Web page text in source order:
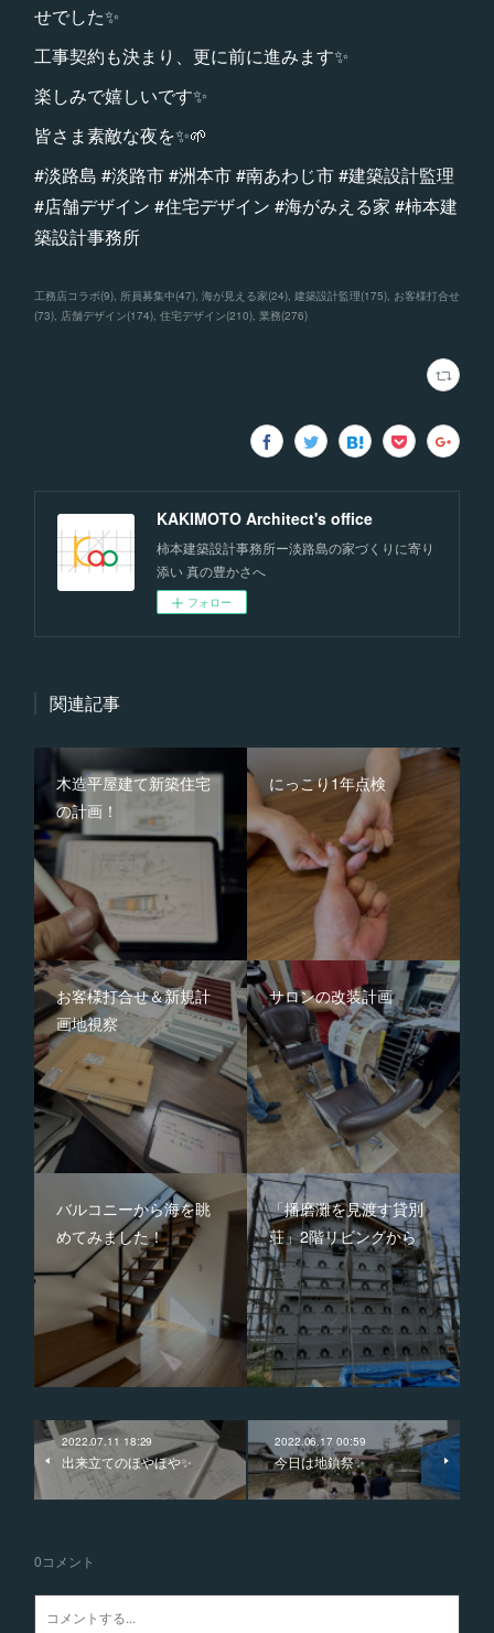
せでした✨
工事契約も決まり、更に前に進みます✨
楽しみで嬉しいです✨
皆さま素敵な夜を✨🌱
#淡路島 #淡路市 #洲本市 #南あわじ市 #建築設計監理
#店舗デザイン #住宅デザイン #海がみえる家 #柿本建
築設計事務所
工務店コラボ(9) 所員募集中(47) 海が見える家(24) 建築設計監理(175) お客様打合せ
(73) 店舗デザイン(174) 住宅デザイン(210) 業務(276)
KAKIMOTO Architect's office
柿本建築設計事務所ー淡路島の家づくりに寄り
添い 真の豊かさへ
フォロー
関連記事
木造平屋建て新築住宅
の計画！
にっこり1年点検
お客様打合せ＆新規計
画地視察
サロンの改装計画
バルコニーから海を眺
めてみました！
「播磨灘を見渡す貸別
荘」2階リビングから
2022.07.11 18:29
出来立てのほやほや✨
2022.06.17 00:59
今日は地鎮祭✨
0コメント